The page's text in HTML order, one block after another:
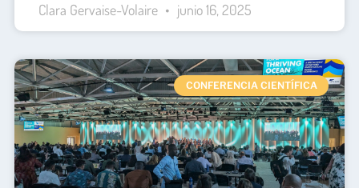
Clara Gervaise-Volaire junio 16, 2025
CONFERENCIA CIENTÍFICA